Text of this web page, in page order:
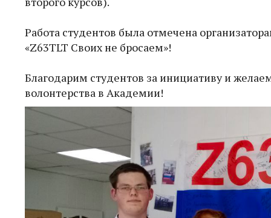
Работа студентов была отмечена
«Z63TLT Своих не бросаем»!
Благодарим студентов за инициативу и
волонтерства в Академии!